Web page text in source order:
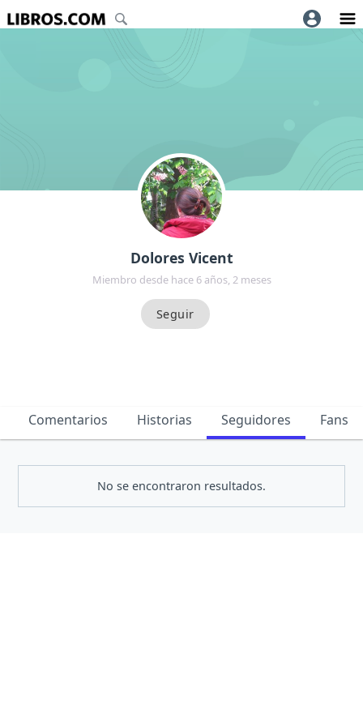
Dolores Vicent
Miembro desde hace 6 años, 2 meses
Comentarios Historias Seguidores Fans
No se encontraron resultados.